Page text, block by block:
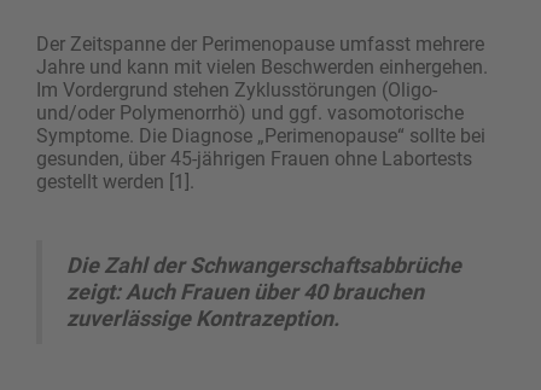
Der Zeitspanne der Perimenopause umfasst mehrere
Jahre und kann mit vielen Beschwerden einhergehen.
Im Vordergrund stehen Zyklusstörungen (Oligo-
und/oder Polymenorrhö) und ggf. vasomotorische
Symptome. Die Diagnose „Perimenopause“ sollte bei
gesunden, über 45-jährigen Frauen ohne Labortests
gestellt werden [1].
Die Zahl der Schwangerschafts­abbrüche
zeigt: Auch Frauen über 40 brauchen
zuverlässige Kontrazeption.